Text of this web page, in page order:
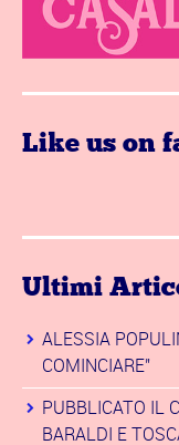
Like us on
Ultimi
ALESSIA
COMINCIARE"
PUBBLICATO IL
BARALDI E